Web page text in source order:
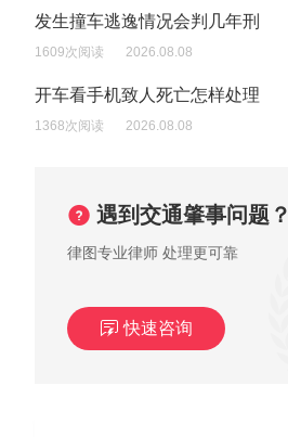
发生撞车逃逸情况会判几年刑
1609次阅读 2026.08.08
开车看手机致人死亡怎样处理
1368次阅读 2026.08.08
遇到交通肇事问题？
律图专业律师 处理更可靠
快速咨询